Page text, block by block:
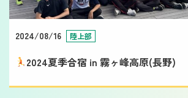
2024/08/16 陸上部
2024夏季合宿 in 霧ヶ峰高原(長野)